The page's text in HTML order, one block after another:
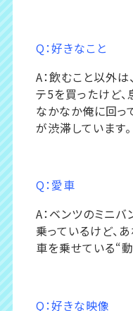
Q：好きなこと
A：飲むこと以外
テ5を買ったけど
なかなか俺に回っ
が渋滞しています。
Q：愛車
A：ベンツのミニバ
乗っているけど、
車を乗せている“動
Q：好きな映像